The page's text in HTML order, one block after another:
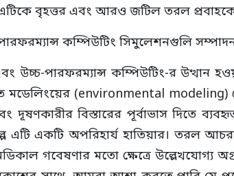
এটিকে বৃহত্তর এবং আরও জটিল তরল
কম্পিউটিং সিমুলেশনগুলি
উচ্চ-পারফরম্যান্স কম্পিউটিং-র
(environmental modeling)
বিস্তারের পূর্বাভাস দিতে
একটি অপরিহার্য হাতিয়ার। তরল
গবেষণার মতো ক্ষেত্রে উল্লেখযোগ্য